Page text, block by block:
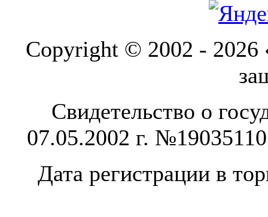
Copyright © 2002 - 2026
Свидетельство о
07.05.2002 г.
Дата регистрации в